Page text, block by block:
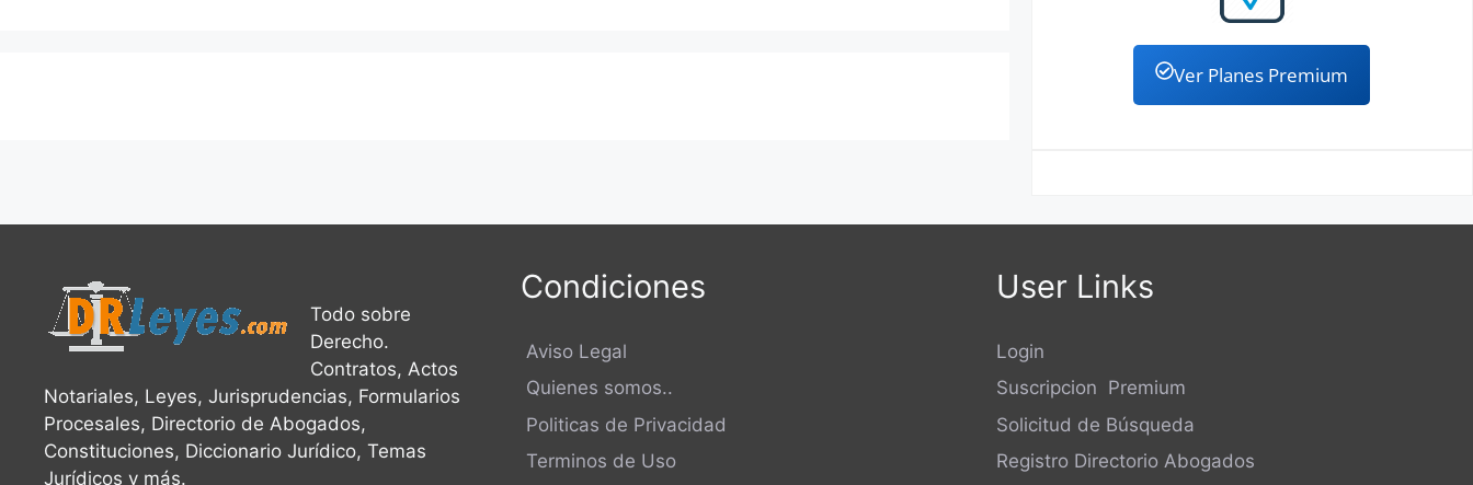
Ver Planes Premium
Todo sobre
Derecho.
Contratos, Actos
Notariales, Leyes, Jurisprudencias, Formularios
Procesales, Directorio de Abogados,
Constituciones, Diccionario Jurídico, Temas
Jurídicos y más.
Condiciones
Aviso Legal
Quienes somos..
Politicas de Privacidad
Terminos de Uso
User Links
Login
Suscripcion Premium
Solicitud de Búsqueda
Registro Directorio Abogados